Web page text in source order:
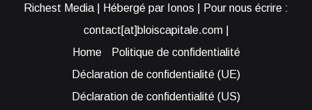
Richest Media | Hébergé par Ionos | Pour nous écrire :
contact[at]bloiscapitale.com |
Home
Politique de confidentialité
Déclaration de confidentialité (UE)
Déclaration de confidentialité (US)